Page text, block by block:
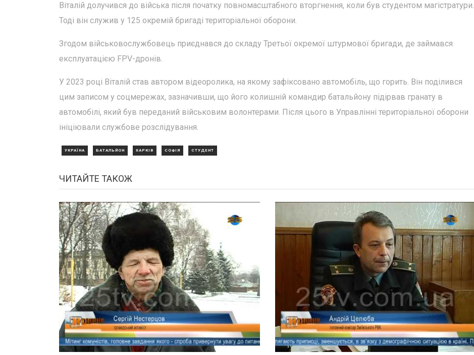
Віталій долучився до війська після початку повномасштабного вторгнення, коли був студентом магістратури.
Тоді він служив у 125 окремій бригаді територіальної оборони.
Згодом військовослужбовець приєднався до складу Третьої окремої штурмової бригади, де займався
експлуатацією FPV-дронів.
У 2023 році Віталій став автором відеоролика, на якому зафіксовано автомобіль, що горить. Він поділився
цим записом у соцмережах, зазначивши, що його колишній командир батальйону підірвав гранату в
автомобілі, який був переданий військовим волонтерами. Після цього в Управлінні територіальної оборони
ініціювали службове розслідування.
УКРАЇНА БАТАЛЬЙОН ХАРКІВ СОФІЯ СТУДЕНТ
ЧИТАЙТЕ ТАКОЖ